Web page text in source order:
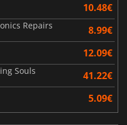
10.48€
Repairs 8.99€
12.09€
Souls 41.22€
5.09€